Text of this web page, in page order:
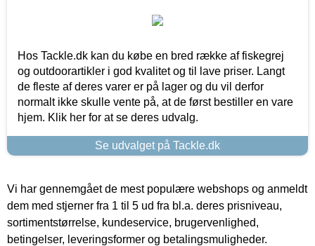
Hos Tackle.dk kan du købe en bred række af fiskegrej
og outdoorartikler i god kvalitet og til lave priser. Langt
de fleste af deres varer er på lager og du vil derfor
normalt ikke skulle vente på, at de først bestiller en vare
hjem. Klik her for at se deres udvalg.
Se udvalget på Tackle.dk
Vi har gennemgået de mest populære webshops og anmeldt
dem med stjerner fra 1 til 5 ud fra bl.a. deres prisniveau,
sortimentstørrelse, kundeservice, brugervenlighed,
betingelser, leveringsformer og betalingsmuligheder.